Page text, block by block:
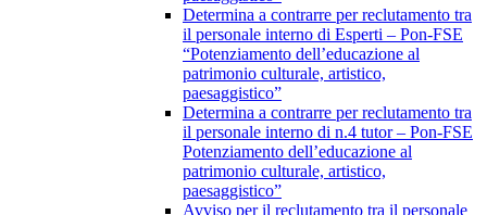
Determina a contrarre per reclutamento tra
il personale interno di Esperti – Pon-FSE
“Potenziamento dell’educazione al
patrimonio culturale, artistico,
paesaggistico”
Determina a contrarre per reclutamento tra
il personale interno di n.4 tutor – Pon-FSE
Potenziamento dell’educazione al
patrimonio culturale, artistico,
paesaggistico”
Avviso per il reclutamento tra il personale